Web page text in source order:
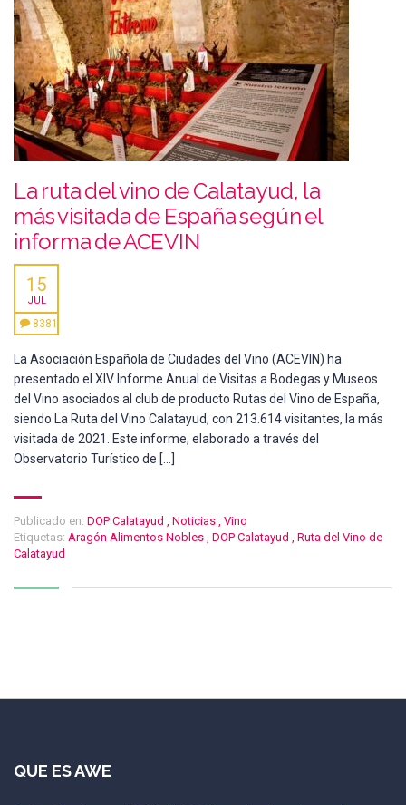
La ruta del vino de Calatayud, la
más visitada de España según el
informa de ACEVIN
15
JUL
8381
La Asociación Española de Ciudades del Vino (ACEVIN) ha
presentado el XIV Informe Anual de Visitas a Bodegas y Museos
del Vino asociados al club de producto Rutas del Vino de España,
siendo La Ruta del Vino Calatayud, con 213.614 visitantes, la más
visitada de 2021. Este informe, elaborado a través del
Observatorio Turístico de […]
Publicado en: DOP Calatayud , Noticias , Vino
Etiquetas: Aragón Alimentos Nobles , DOP Calatayud , Ruta del Vino de
Calatayud
QUE ES AWE